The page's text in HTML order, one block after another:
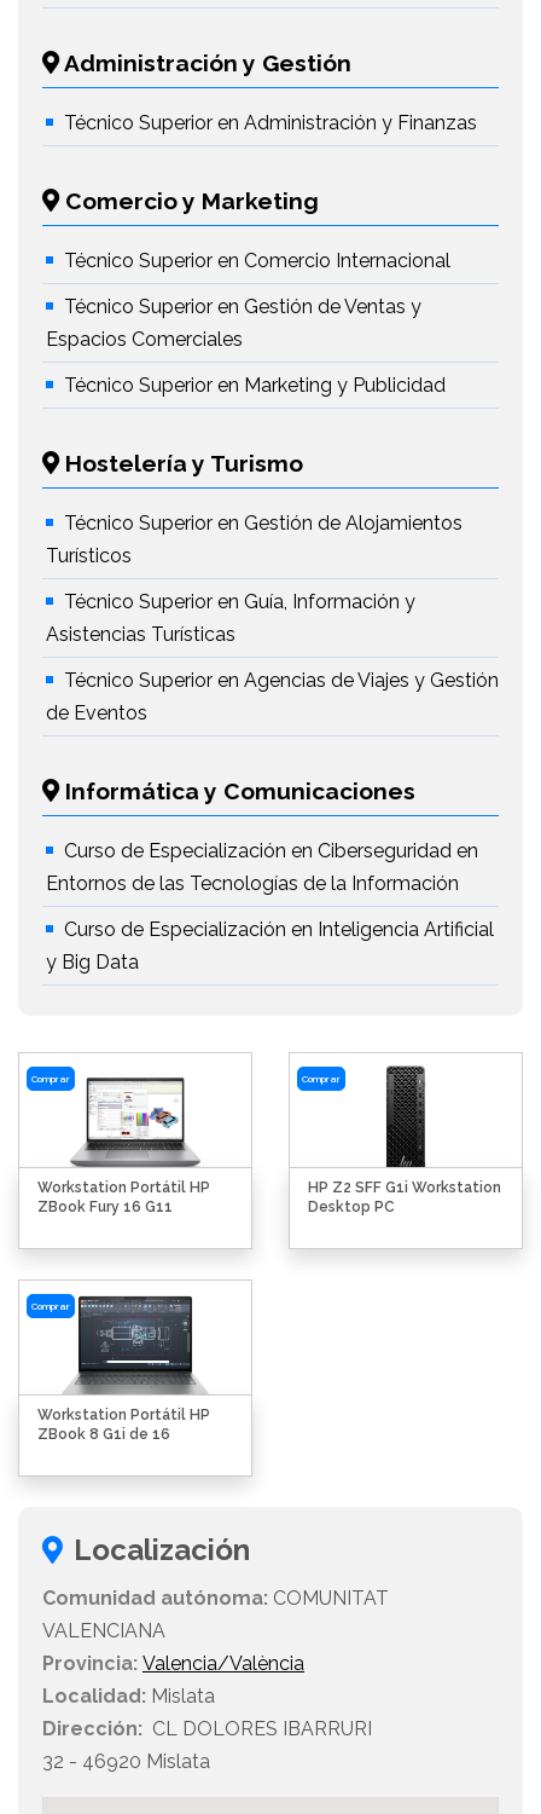
Administración y Gestión
Técnico Superior en Administración y Finanzas
Comercio y Marketing
Técnico Superior en Comercio Internacional
Técnico Superior en Gestión de Ventas y
Espacios Comerciales
Técnico Superior en Marketing y Publicidad
Hostelería y Turismo
Técnico Superior en Gestión de Alojamientos
Turísticos
Técnico Superior en Guía, Información y
Asistencias Turísticas
Técnico Superior en Agencias de Viajes y Gestión
de Eventos
Informática y Comunicaciones
Curso de Especialización en Ciberseguridad en
Entornos de las Tecnologías de la Información
Curso de Especialización en Inteligencia Artificial
y Big Data
Comprar
Workstation Portátil HP
ZBook Fury 16 G11
Comprar
HP Z2 SFF G1i Workstation
Desktop PC
Comprar
Workstation Portátil HP
ZBook 8 G1i de 16
Localización
Comunidad autónoma: COMUNITAT
VALENCIANA
Provincia: Valencia/València
Localidad: Mislata
Dirección: CL DOLORES IBARRURI
32 - 46920 Mislata